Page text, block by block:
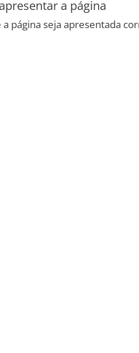
a página
página seja apresentada